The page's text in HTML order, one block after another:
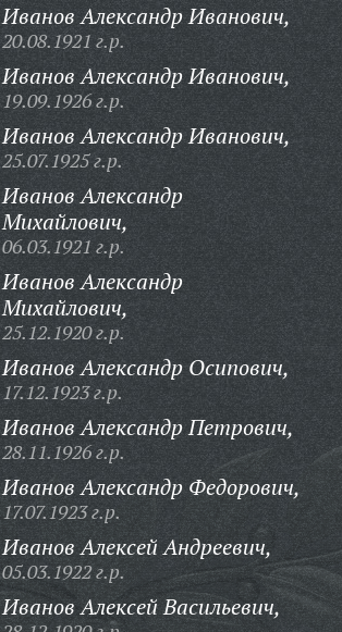
Иванов Александр Иванович,
20.08.1921 г.р.
Иванов Александр Иванович,
19.09.1926 г.р.
Иванов Александр Иванович,
25.07.1925 г.р.
Иванов Александр
Михайлович,
06.03.1921 г.р.
Иванов Александр
Михайлович,
25.12.1920 г.р.
Иванов Александр Осипович,
17.12.1923 г.р.
Иванов Александр Петрович,
28.11.1926 г.р.
Иванов Александр Федорович,
17.07.1923 г.р.
Иванов Алексей Андреевич,
05.03.1922 г.р.
Иванов Алексей Васильевич,